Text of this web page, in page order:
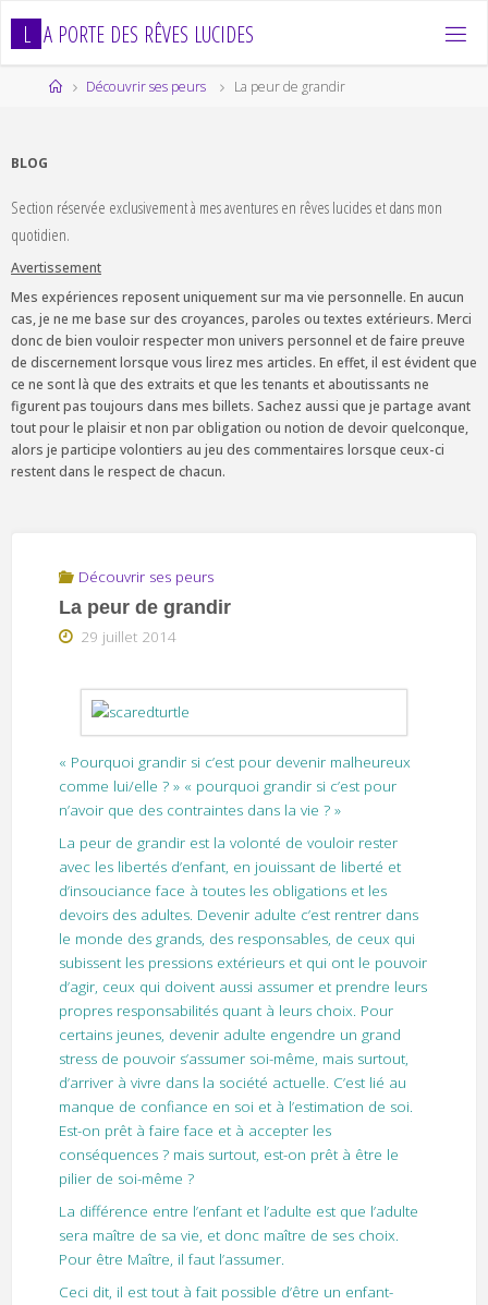
L A PORTE DES RÊVES LUCIDES
HomeDécouvrir ses peurs La peur de grandir
BLOG
Section réservée exclusivement à mes aventures en rêves lucides et dans mon
quotidien.
Avertissement
Mes expériences reposent uniquement sur ma vie personnelle. En aucun
cas, je ne me base sur des croyances, paroles ou textes extérieurs. Merci
donc de bien vouloir respecter mon univers personnel et de faire preuve
de discernement lorsque vous lirez mes articles. En effet, il est évident que
ce ne sont là que des extraits et que les tenants et aboutissants ne
figurent pas toujours dans mes billets. Sachez aussi que je partage avant
tout pour le plaisir et non par obligation ou notion de devoir quelconque,
alors je participe volontiers au jeu des commentaires lorsque ceux-ci
restent dans le respect de chacun.
Découvrir ses peurs
La peur de grandir
29 juillet 2014
« Pourquoi grandir si c’est pour devenir malheureux
comme lui/elle ? » « pourquoi grandir si c’est pour
n’avoir que des contraintes dans la vie ? »
La peur de grandir est la volonté de vouloir rester
avec les libertés d’enfant, en jouissant de liberté et
d’insouciance face à toutes les obligations et les
devoirs des adultes. Devenir adulte c’est rentrer dans
le monde des grands, des responsables, de ceux qui
subissent les pressions extérieurs et qui ont le pouvoir
d’agir, ceux qui doivent aussi assumer et prendre leurs
propres responsabilités quant à leurs choix. Pour
certains jeunes, devenir adulte engendre un grand
stress de pouvoir s’assumer soi-même, mais surtout,
d’arriver à vivre dans la société actuelle. C’est lié au
manque de confiance en soi et à l’estimation de soi.
Est-on prêt à faire face et à accepter les
conséquences ? mais surtout, est-on prêt à être le
pilier de soi-même ?
La différence entre l’enfant et l’adulte est que l’adulte
sera maître de sa vie, et donc maître de ses choix.
Pour être Maître, il faut l’assumer.
Ceci dit, il est tout à fait possible d’être un enfant-